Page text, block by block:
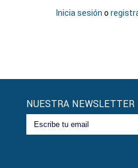
Inicia sesión o
NUESTRA NEWSLETTER